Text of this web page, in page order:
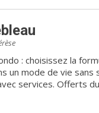
: choisissez la
services. Offerts
vous permettent de